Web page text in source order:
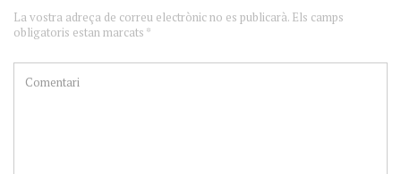
La vostra adreça de correu electrònic no es publicarà. Els camps
obligatoris estan marcats *